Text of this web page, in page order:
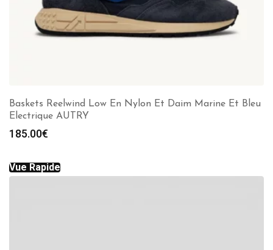
Baskets Reelwind Low En Nylon Et Daim Marine Et Bleu
Electrique AUTRY
185.00€
Vue Rapide